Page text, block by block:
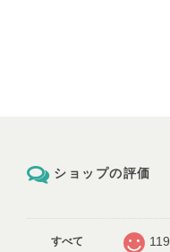
ショップの評価
すべて 119